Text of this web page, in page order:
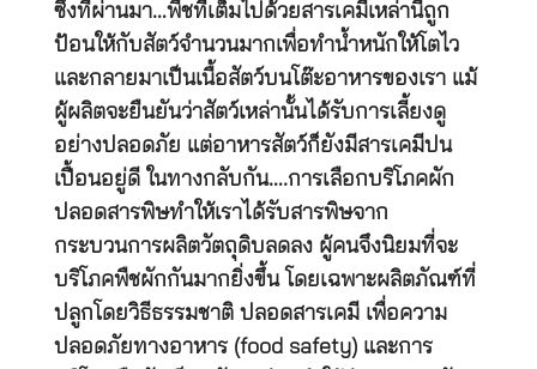
ซึ่งที่ผ่านมา…พืชที่เต็มไปด้วยสารเคมีเหล่านี้ถูก
ป้อนให้กับสัตว์จำนวนมากเพื่อทำน้ำหนักให้โตไว
และกลายมาเป็นเนื้อสัตว์บนโต๊ะอาหารของเรา แม้
ผู้ผลิตจะยืนยันว่าสัตว์เหล่านั้นได้รับการเลี้ยงดู
อย่างปลอดภัย แต่อาหารสัตว์ก็ยังมีสารเคมีปน
เปื้อนอยู่ดี ในทางกลับกัน….การเลือกบริโภคผัก
ปลอดสารพิษทำให้เราได้รับสารพิษจาก
กระบวนการผลิตวัตถุดิบลดลง ผู้คนจึงนิยมที่จะ
บริโภคพืชผักกันมากยิ่งขึ้น โดยเฉพาะผลิตภัณฑ์ที่
ปลูกโดยวิธีธรรมชาติ ปลอดสารเคมี เพื่อความ
ปลอดภัยทางอาหาร (food safety) และการ